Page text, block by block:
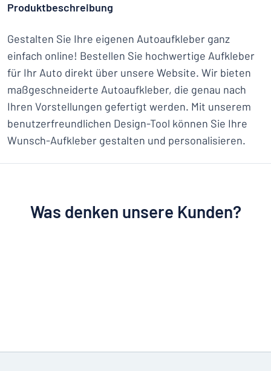
Produktbeschreibung
Gestalten Sie Ihre eigenen Autoaufkleber ganz
einfach online! Bestellen Sie hochwertige Aufkleber
für Ihr Auto direkt über unsere Website. Wir bieten
maßgeschneiderte Autoaufkleber, die genau nach
Ihren Vorstellungen gefertigt werden. Mit unserem
benutzerfreundlichen Design-Tool können Sie Ihre
Wunsch-Aufkleber gestalten und personalisieren.
Was denken unsere Kunden?